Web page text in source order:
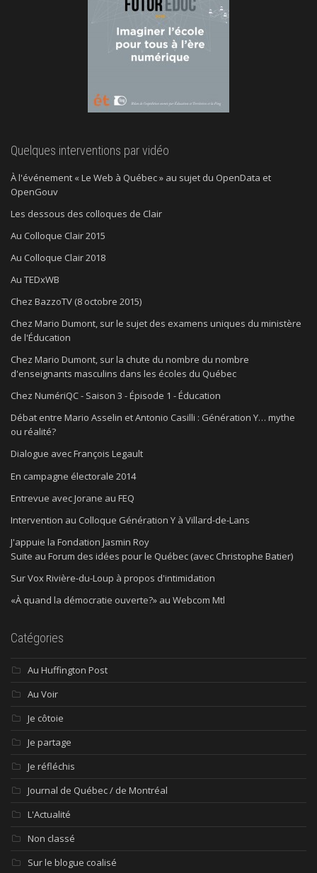
Quelques interventions par vidéo
À l'événement « Le Web à Québec » au sujet du OpenData et
OpenGouv
Les dessous des colloques de Clair
Au Colloque Clair 2015
Au Colloque Clair 2018
Au TEDxWB
Chez BazzoTV (8 octobre 2015)
Chez Mario Dumont, sur le sujet des examens uniques du ministère
de l'Éducation
Chez Mario Dumont, sur la chute du nombre du nombre
d'enseignants masculins dans les écoles du Québec
Chez NumériQC - Saison 3 - Épisode 1 - Éducation
Débat entre Mario Asselin et Antonio Casilli : Génération Y… mythe
ou réalité?
Dialogue avec François Legault
En campagne électorale 2014
Entrevue avec Jorane au FEQ
Intervention au Colloque Génération Y à Villard-de-Lans
J'appuie la Fondation Jasmin Roy
Suite au Forum des idées pour le Québec (avec Christophe Batier)
Sur Vox Rivière-du-Loup à propos d'intimidation
«À quand la démocratie ouverte?» au Webcom Mtl
Catégories
Au Huffington Post
Au Voir
Je côtoie
Je partage
Je réfléchis
Journal de Québec / de Montréal
L'Actualité
Non classé
Sur le blogue coalisé